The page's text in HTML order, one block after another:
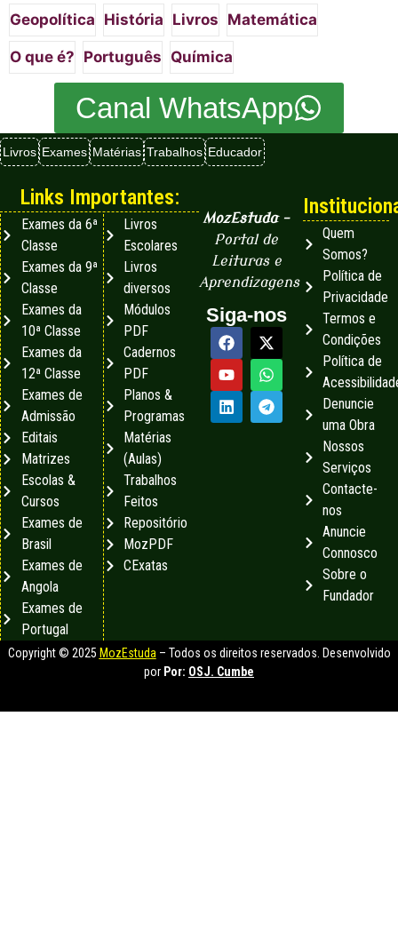
Geopolítica História Livros Matemática
O que é? Português Química
Canal WhatsApp
Livros Exames Matérias Trabalhos Educador
MozEstuda–
Portal de
Leituras e
Aprendizagens
Siga-nos
Quem
Somos?
Política de
Privacidade
Termos e
Condições
Política de
Denuncie
uma Obra
Nossos
Serviços
Contacte-
nos
Anuncie
Connosco
Sobre o
Fundador
Links Importantes:
Exames da 6ª
Classe
Exames da 9ª
Classe
Exames da
10ª Classe
Exames da
12ª Classe
Exames de
Admissão
Editais
Matrizes
Escolas &
Cursos
Exames de
Brasil
Exames de
Angola
Exames de
Portugal
Livros
Escolares
Livros
diversos
Módulos
PDF
Cadernos
PDF
Planos &
Programas
Matérias
(Aulas)
Trabalhos
Feitos
Repositório
MozPDF
CExatas
Copyright © 2025 MozEstuda – Todos os direitos reservados. Desenvolvido
por Por: OSJ. Cumbe